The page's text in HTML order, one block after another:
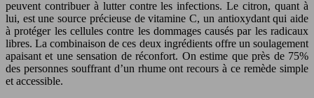
peuvent contribuer à lutter contre les infections. Le citron, quant à
lui, est une source précieuse de vitamine C, un antioxydant qui aide
à protéger les cellules contre les dommages causés par les radicaux
libres. La combinaison de ces deux ingrédients offre un soulagement
apaisant et une sensation de réconfort. On estime que près de 75%
des personnes souffrant d’un rhume ont recours à ce remède simple
et accessible.